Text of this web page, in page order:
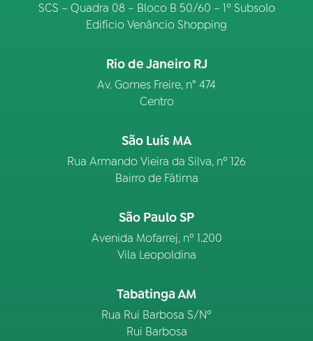
SCS – Quadra 08 – Bloco B 50/60 – 1º Subsolo
Edifício Venâncio Shopping
Rio de Janeiro RJ
Av. Gomes Freire, n° 474
Centro
São Luís MA
Rua Armando Vieira da Silva, nº 126
Bairro de Fátima
São Paulo SP
Avenida Mofarrej, nº 1.200
Vila Leopoldina
Tabatinga AM
Rua Rui Barbosa S/Nº
Rui Barbosa